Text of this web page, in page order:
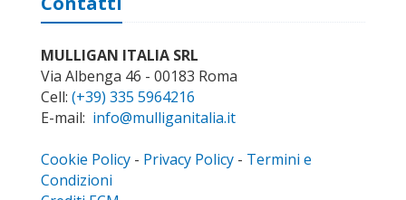
MULLIGAN ITALIA SRL
Via Albenga 46 - 00183 Roma
Cell: (+39) 335 5964216
E-mail: info@mulliganitalia.it
Cookie Policy - Privacy Policy - Termini e
Condizioni